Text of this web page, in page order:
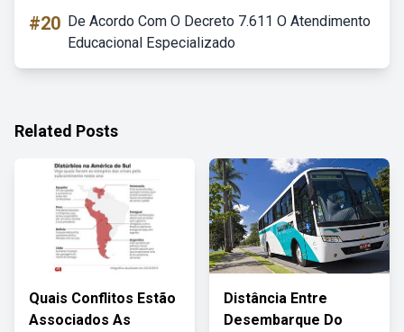
#20 De Acordo Com O Decreto 7.611 O Atendimento
Educacional Especializado
Related Posts
Quais Conflitos Estão
Associados As
Distância Entre
Desembarque Do